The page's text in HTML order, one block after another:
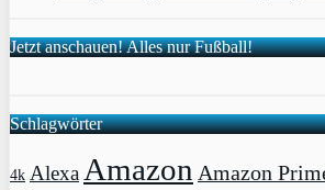
Jetzt anschauen! Alles nur Fußball!
Schlagwörter
4k Alexa Amazon Amazon